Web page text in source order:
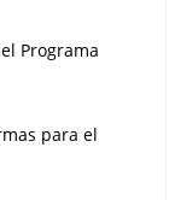
Programa
para el